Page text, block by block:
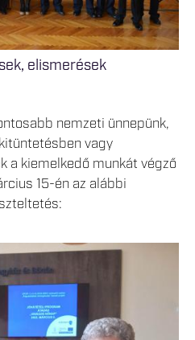
elismerések
nemzeti ünnepünk,
vagy
a kiemelkedő munkát végző
15-én az alábbi